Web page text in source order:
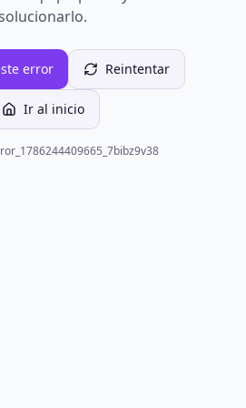
error Reintentar
Ir al inicio